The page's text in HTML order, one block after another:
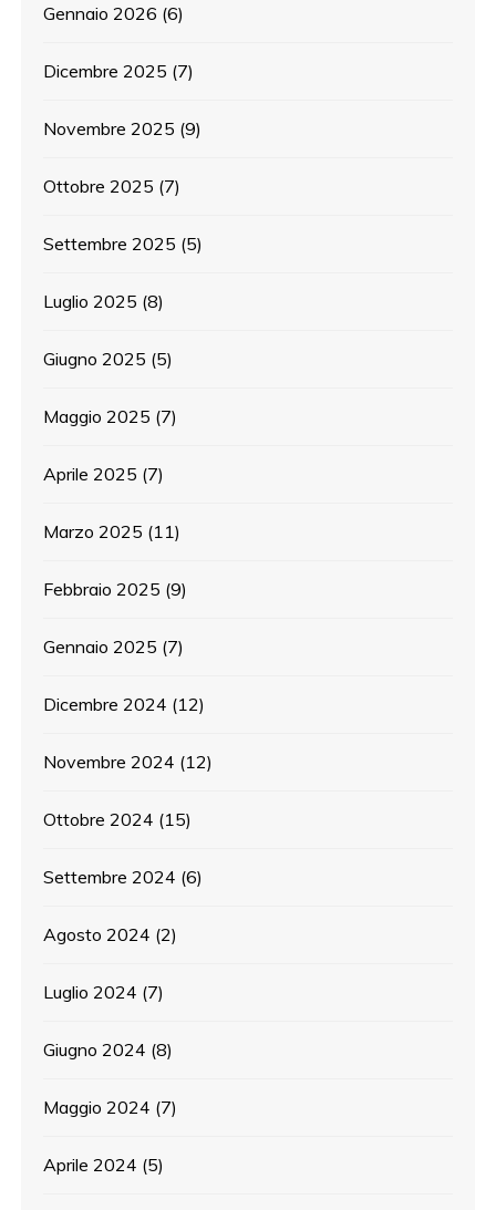
Gennaio 2026 (6)
Dicembre 2025 (7)
Novembre 2025 (9)
Ottobre 2025 (7)
Settembre 2025 (5)
Luglio 2025 (8)
Giugno 2025 (5)
Maggio 2025 (7)
Aprile 2025 (7)
Marzo 2025 (11)
Febbraio 2025 (9)
Gennaio 2025 (7)
Dicembre 2024 (12)
Novembre 2024 (12)
Ottobre 2024 (15)
Settembre 2024 (6)
Agosto 2024 (2)
Luglio 2024 (7)
Giugno 2024 (8)
Maggio 2024 (7)
Aprile 2024 (5)